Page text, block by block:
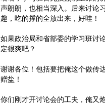
声朗朗，也相当深入。后来讨论
趣，吃的撑的全放出来，好哇！
如果政治局和省部委的学习班讨
定很爽吧？
谢谢各位！包括要把俺这个做传
赠盐！
你们刚才开讨论会的工夫，俺又